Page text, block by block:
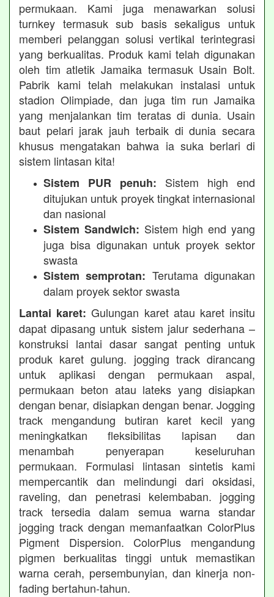
permukaan. Kami juga menawarkan solusi
turnkey termasuk sub basis sekaligus untuk
memberi pelanggan solusi vertikal terintegrasi
yang berkualitas. Produk kami telah digunakan
oleh tim atletik Jamaika termasuk Usain Bolt.
Pabrik kami telah melakukan instalasi untuk
stadion Olimpiade, dan juga tim run Jamaika
yang menjalankan tim teratas di dunia. Usain
baut pelari jarak jauh terbaik di dunia secara
khusus mengatakan bahwa ia suka berlari di
sistem lintasan kita!
Sistem PUR penuh: Sistem high end
ditujukan untuk proyek tingkat internasional
dan nasional
Sistem Sandwich: Sistem high end yang
juga bisa digunakan untuk proyek sektor
swasta
Sistem semprotan: Terutama digunakan
dalam proyek sektor swasta
Lantai karet: Gulungan karet atau karet insitu
dapat dipasang untuk sistem jalur sederhana –
konstruksi lantai dasar sangat penting untuk
produk karet gulung. jogging track dirancang
untuk aplikasi dengan permukaan aspal,
permukaan beton atau lateks yang disiapkan
dengan benar, disiapkan dengan benar. Jogging
track mengandung butiran karet kecil yang
meningkatkan fleksibilitas lapisan dan
menambah penyerapan keseluruhan
permukaan. Formulasi lintasan sintetis kami
mempercantik dan melindungi dari oksidasi,
raveling, dan penetrasi kelembaban. jogging
track tersedia dalam semua warna standar
jogging track dengan memanfaatkan ColorPlus
Pigment Dispersion. ColorPlus mengandung
pigmen berkualitas tinggi untuk memastikan
warna cerah, persembunyian, dan kinerja non-
fading bertahun-tahun.